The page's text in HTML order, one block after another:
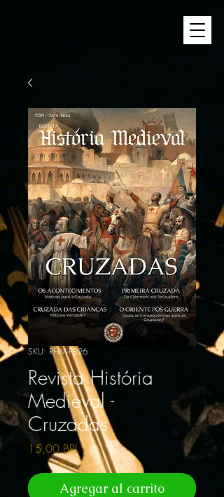
SKU: RHM-PB26
Revista História
Medieval -
Cruzadas
15,00 BRLPrecio
Agregar al carrito